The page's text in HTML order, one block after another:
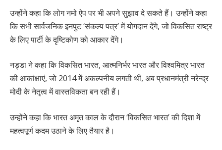
उन्होंने कहा कि लोग नमो ऐप पर भी अपने सुझाव दे सकते हैं। उन्होंने कहा
कि सभी सार्वजनिक इनपुट ‘संकल्प पत्र’ में योगदान देंगे, जो विकसित राष्ट्र
के लिए पार्टी के दृष्टिकोण को आकार देंगे।
नड्डा ने कहा कि विकसित भारत, आत्मनिर्भर भारत और विश्वमित्र भारत
की आकांक्षाएं, जो 2014 में अकल्पनीय लगती थीं, अब प्रधानमंत्री नरेन्द्र
मोदी के नेतृत्व में वास्तविकता बन रही हैं।
उन्होंने कहा कि भारत अमृत काल के दौरान ‘विकसित भारत’ की दिशा में
महत्वपूर्ण कदम उठाने के लिए तैयार है।